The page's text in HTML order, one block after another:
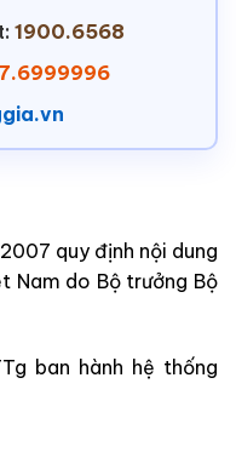
1900.6568
quy định nội dung
Nam do Bộ trưởng Bộ
ban hành hệ thống